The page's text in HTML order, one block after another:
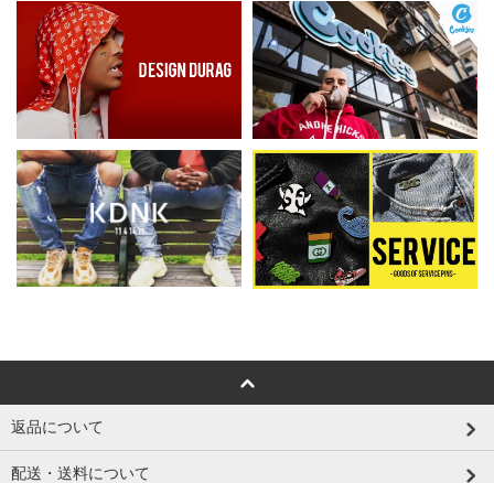
返品について
配送・送料について